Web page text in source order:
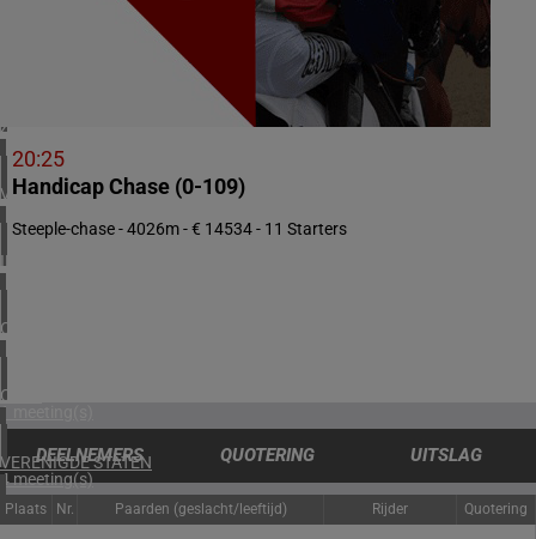
ZUID-AFRIKA
1 meeting(s)
VERENIGD KONINKRIJK
6 meeting(s)
IERLAND
2 meeting(s)
CANADA
1 meeting(s)
CHILI
1 meeting(s)
VERENIGDE STATEN
4 meeting(s)
20:25
Handicap Chase (0-109)
Steeple-chase - 4026m - € 14534 - 11 Starters
DEELNEMERS QUOTERING UITSLAG
Plaats Nr. Paarden (geslacht/leeftijd) Rijder Quotering